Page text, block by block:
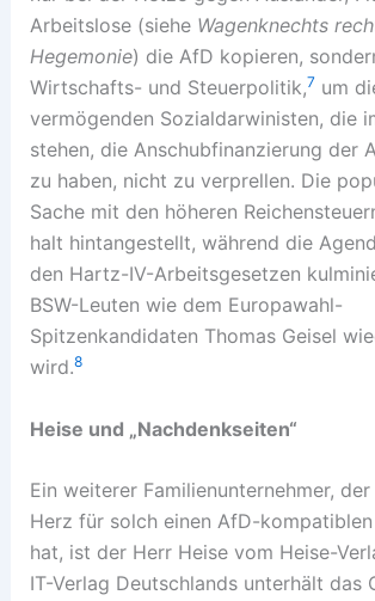
Arbeitslose (siehe Wagenknechts
Hegemonie) die AfD kopieren,
Wirtschafts- und Steuerpolitik,7 um
vermögenden Sozialdarwinisten, die
stehen, die Anschubfinanzierung der
zu haben, nicht zu verprellen. Die
Sache mit den höheren
halt hintangestellt, während die
den Hartz-IV-Arbeitsgesetzen
BSW-Leuten wie dem Europawahl-
Spitzenkandidaten Thomas Geisel
wird.8
Heise und „Nachdenkseiten“
Ein weiterer Familienunternehmer,
Herz für solch einen AfD-
hat, ist der Herr Heise vom Heise-
IT-Verlag Deutschlands unterhält das